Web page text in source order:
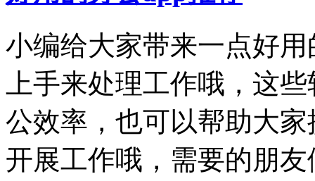
小编给大家带来一点好
上手来处理工作哦，这
公效率，也可以帮助大
开展工作哦，需要的朋